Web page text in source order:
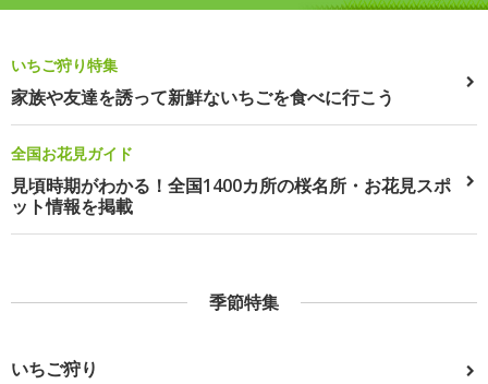
いちご狩り特集
家族や友達を誘って新鮮ないちごを食べに行こう
全国お花見ガイド
見頃時期がわかる！全国1400カ所の桜名所・お花見スポ
ット情報を掲載
季節特集
いちご狩り